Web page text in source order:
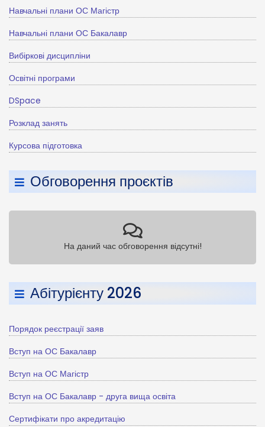
Навчальні плани ОС Магістр
Навчальні плани ОС Бакалавр
Вибіркові дисципліни
Освітні програми
DSpace
Розклад занять
Курсова підготовка
Обговорення проєктів
На даний час обговорення відсутні!
Абітурієнту 2026
Порядок реєстрації заяв
Вступ на ОС Бакалавр
Вступ на ОС Магістр
Вступ на ОС Бакалавр - друга вища освіта
Сертифікати про акредитацію